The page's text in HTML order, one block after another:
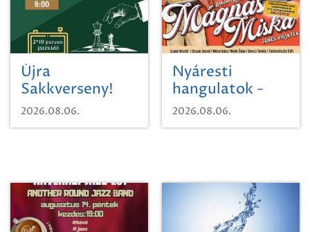
Újra
Sakkverseny!
2026.08.06.
Nyáresti
hangulatok -
Mágnás Miska
2026.08.06.